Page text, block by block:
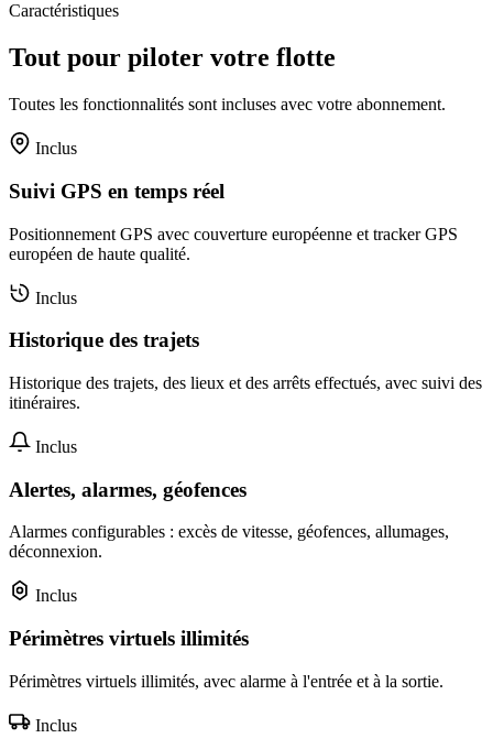
Caractéristiques
Tout pour piloter votre flotte
Toutes les fonctionnalités sont incluses avec votre abonnement.
Inclus
Suivi GPS en temps réel
Positionnement GPS avec couverture européenne et tracker GPS
européen de haute qualité.
Inclus
Historique des trajets
Historique des trajets, des lieux et des arrêts effectués, avec suivi des
itinéraires.
Inclus
Alertes, alarmes, géofences
Alarmes configurables : excès de vitesse, géofences, allumages,
déconnexion.
Inclus
Périmètres virtuels illimités
Périmètres virtuels illimités, avec alarme à l'entrée et à la sortie.
Inclus